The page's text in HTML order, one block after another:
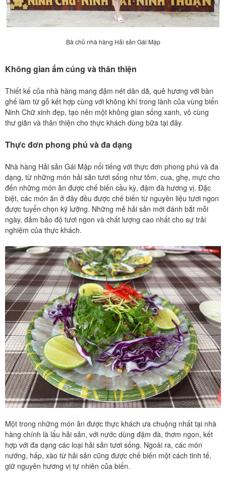
Bà chủ nhà hàng Hải sản Gái Mập
Không gian ấm cúng và thân thiện
Thiết kế của nhà hàng mang đậm nét dân dã, quê hương với bàn
ghế làm từ gỗ kết hợp cùng với không khí trong lành của vùng biển
Ninh Chữ xinh đẹp, tạo nên một không gian sống xanh, vô cùng
thư giãn và thân thiện cho thực khách dùng bữa tại đây.
Thực đơn phong phú và đa dạng
Nhà hàng Hải sản Gái Mập nổi tiếng với thực đơn phong phú và đa
dạng, từ những món hải sản tươi sống như tôm, cua, ghẹ, mực cho
đến những món ăn được chế biến cầu kỳ, đậm đà hương vị. Đặc
biệt, các món ăn ở đây đều được chế biến từ nguyên liệu tươi ngon
được tuyển chọn kỹ lưỡng. Những mẻ hải sản mới đánh bắt mỗi
ngày, đảm bảo độ tươi ngon và chất lượng cao nhất cho sự trải
nghiệm của thực khách.
Một trong những món ăn được thực khách ưa chuộng nhất tại nhà
hàng chính là lẩu hải sản, với nước dùng đậm đà, thơm ngon, kết
hợp với đa dạng các loại hải sản tươi sống. Ngoài ra, các món
nướng, hấp, xào từ hải sản cũng được chế biến một cách tinh tế,
giữ nguyên hương vị tự nhiên của biển.